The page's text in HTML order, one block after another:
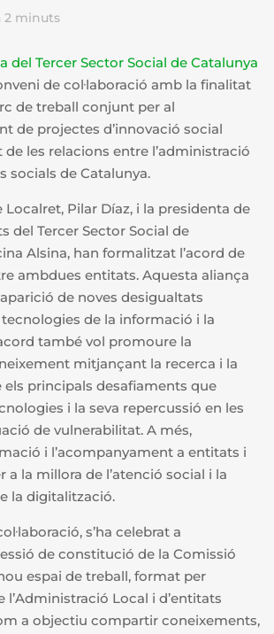
2 minuts
del Tercer Sector Social de Catalunya
de col·laboració amb la finalitat
de treball conjunt per al
de projectes d’innovació social
de les relacions entre l’administració
socials de Catalunya.
Localret, Pilar Díaz, i la presidenta de
del Tercer Sector Social de
Alsina, han formalitzat l’acord de
ambdues entitats. Aquesta aliança
de noves desigualtats
de la informació i la
també vol promoure la
mitjançant la recerca i la
principals desafiaments que
i la seva repercussió en les
de vulnerabilitat. A més,
i l’acompanyament a entitats i
a la millora de l’atenció social i la
la digitalització.
s’ha celebrat a
de constitució de la Comissió
espai de treball, format per
l’Administració Local i d’entitats
a objectiu compartir coneixements,